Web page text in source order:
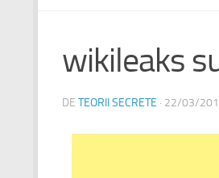
wikileaks
DE TEORII SECRETE · 22/03/